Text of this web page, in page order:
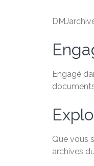
Engagé
Que vous
archives